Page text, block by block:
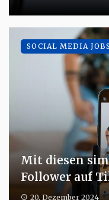
Mit diesen
Follower auf
20. Dezember 2024
SOCIAL MEDIA JOBS